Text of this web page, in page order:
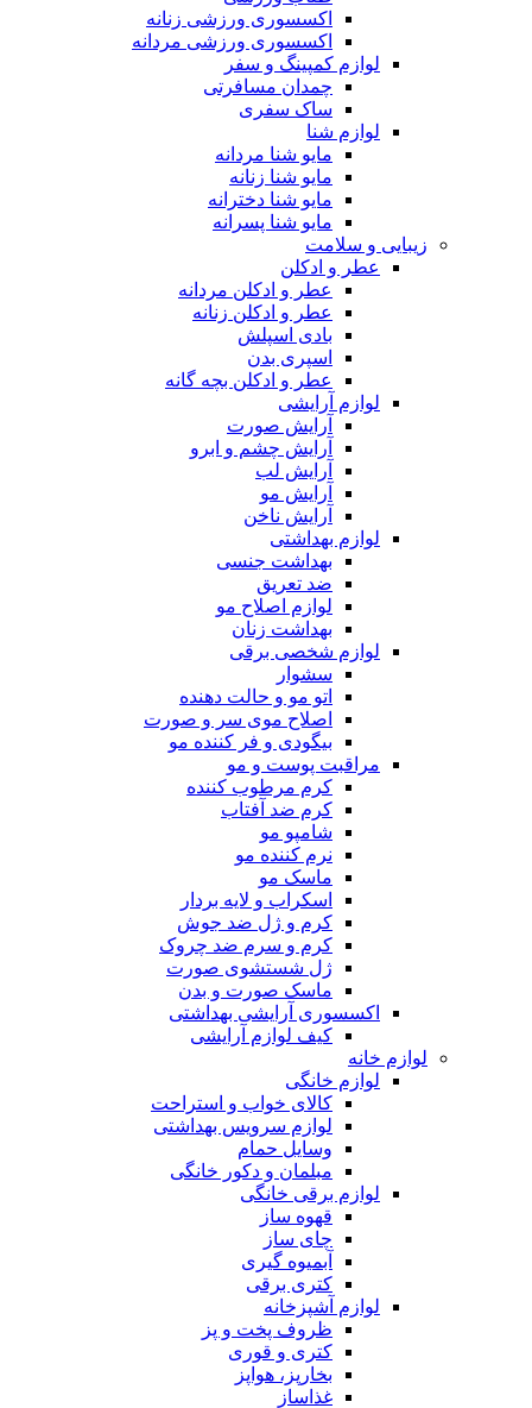
اکسسوری ورزشی زنانه
اکسسوری ورزشی مردانه
لوازم کمپینگ و سفر
چمدان مسافرتی
ساک سفری
لوازم شنا
مایو شنا مردانه
مایو شنا زنانه
مایو شنا دخترانه
مایو شنا پسرانه
زیبایی و سلامت
عطر و ادکلن
عطر و ادکلن مردانه
عطر و ادکلن زنانه
بادی اسپلش
اسپری بدن
عطر و ادکلن بچه گانه
لوازم آرایشی
آرایش صورت
آرایش چشم و ابرو
آرایش لب
آرایش مو
آرایش ناخن
لوازم بهداشتی
بهداشت جنسی
ضد تعریق
لوازم اصلاح مو
بهداشت زنان
لوازم شخصی برقی
سشوار
اتو مو و حالت دهنده
اصلاح موی سر و صورت
بیگودی و فر کننده مو
مراقبت پوست و مو
کرم مرطوب کننده
کرم ضد آفتاب
شامپو مو
نرم کننده مو
ماسک مو
اسکراب و لایه بردار
کرم و ژل ضد جوش
کرم و سرم ضد چروک
ژل شستشوی صورت
ماسک صورت و بدن
اکسسوری آرایشی بهداشتی
کیف لوازم آرایشی
لوازم خانه
لوازم خانگی
کالای خواب و استراحت
لوازم سرویس بهداشتی
وسایل حمام
مبلمان و دکور خانگی
لوازم برقی خانگی
قهوه ساز
چای ساز
آبمیوه گیری
کتری برقی
لوازم آشپزخانه
ظروف پخت و پز
کتری و قوری
بخارپز، هواپز
غذاساز